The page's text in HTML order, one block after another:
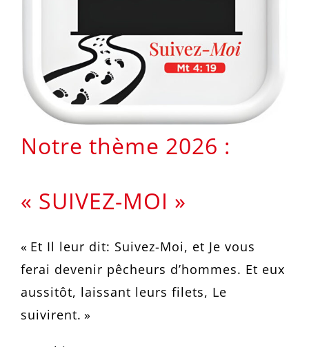
Notre thème 2026 :
« SUIVEZ-MOI »
« Et Il leur dit: Suivez-Moi, et Je vous
ferai devenir pêcheurs d’hommes. Et eux
aussitôt, laissant leurs filets, Le
suivirent. »